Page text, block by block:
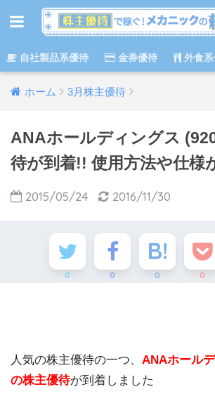
自社製品系優待 金券優待 外食
ホーム 3月株主優待
ANAホールディングス
待が到着!! 使用方法や仕様
2015/05/24 2016/11/30
0 0 0 0
人気の株主優待の一つ、 ANAホール
の株主優待が到着しました